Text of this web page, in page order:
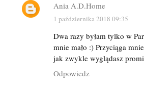
Ania A.D.Home
1 października 2018 09:35
Dwa razy byłam tylko w
mnie mało :) Przyciąga
jak zwykle wyglądasz
Odpowiedz